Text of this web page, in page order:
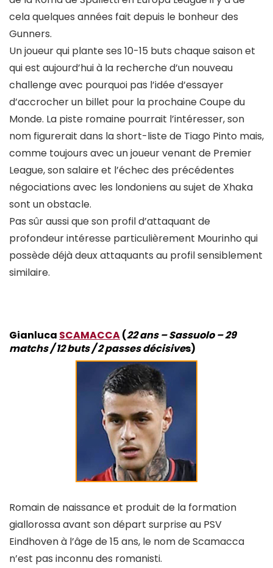
cela quelques années fait depuis le bonheur des
Gunners.
Un joueur qui plante ses 10-15 buts chaque saison et
qui est aujourd’hui à la recherche d’un nouveau
challenge avec pourquoi pas l’idée d’essayer
d’accrocher un billet pour la prochaine Coupe du
Monde. La piste romaine pourrait l’intéresser, son
nom figurerait dans la short-liste de Tiago Pinto mais,
comme toujours avec un joueur venant de Premier
League, son salaire et l’échec des précédentes
négociations avec les londoniens au sujet de Xhaka
sont un obstacle.
Pas sûr aussi que son profil d’attaquant de
profondeur intéresse particulièrement Mourinho qui
possède déjà deux attaquants au profil sensiblement
similaire.
Gianluca SCAMACCA(22 ans – Sassuolo – 29
matchs / 12 buts / 2 passes décisives)
Romain de naissance et produit de la formation
giallorossa avant son départ surprise au PSV
Eindhoven à l’âge de 15 ans, le nom de Scamacca
n’est pas inconnu des romanisti.